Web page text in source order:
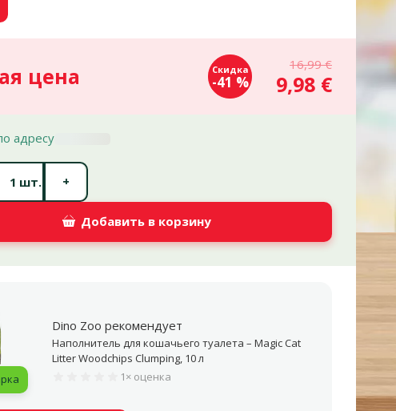
цена Скидка
-41 %
16,99 €
9,98 €
адресу
шт. +
Добавить в корзину
Dino Zoo рекомендует
Наполнитель для кошачьего туалета – Magic Cat
Litter Woodchips Clumping, 10 л
Оценка 0%, количество оценок: 1
1× оценка